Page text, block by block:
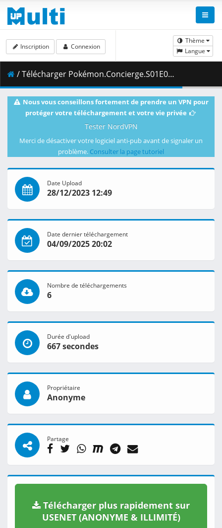
Thème
Langue
Inscription Connexion
/ Télécharger Pokémon.Concierge.S01E04.Welcome.to.the.Pokémon.Resort.1080p.NF.WEB-DL.DDP5.1.H.264-Waves.mkv.006 ( 481.60 MB )
Nous vous conseillons fortement de prendre un VPN pour
protéger votre téléchargement et votre vie privée
Tester NordVPN
Merci de désactiver votre logiciel anti-pub avant de signaler un
problème. Consulter la page tutoriel
Date Upload
28/12/2023 12:49
Date dernier téléchargement
04/09/2025 20:02
Nombre de téléchargements
6
Durée d'upload
667 secondes
Propriétaire
Anonyme
Partage
Télécharger plus rapidement sur
USENET (ANONYME & ILLIMITÉ)